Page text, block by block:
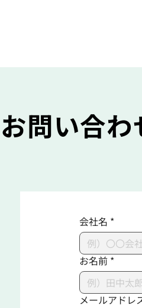
お問い合
会社名 *
お名前 *
メールアドレ